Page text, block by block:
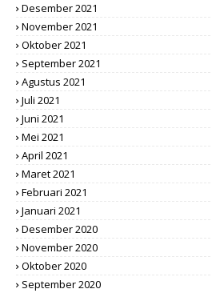
Desember 2021
November 2021
Oktober 2021
September 2021
Agustus 2021
Juli 2021
Juni 2021
Mei 2021
April 2021
Maret 2021
Februari 2021
Januari 2021
Desember 2020
November 2020
Oktober 2020
September 2020